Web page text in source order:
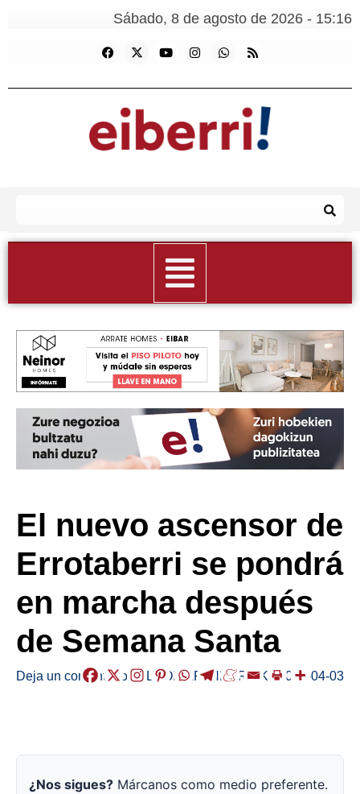
Sábado, 8 de agosto de 2026 - 15:16
El nuevo ascensor de
Errotaberri se pondrá
en marcha después
de Semana Santa
Deja un comentario /ELGOIBAR,HERRIAK /2023-04-03
¿Nos sigues? Márcanos como medio preferente.